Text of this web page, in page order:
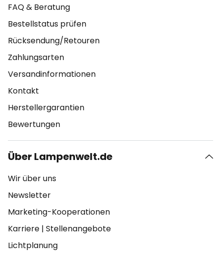
FAQ & Beratung
Bestellstatus prüfen
Rücksendung/Retouren
Zahlungsarten
Versandinformationen
Kontakt
Herstellergarantien
Bewertungen
Über Lampenwelt.de
Wir über uns
Newsletter
Marketing-Kooperationen
Karriere | Stellenangebote
Lichtplanung